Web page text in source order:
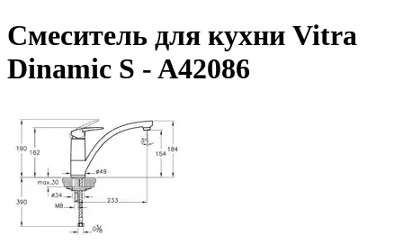
Смеситель для кухни Vitra
Dinamic S - A42086